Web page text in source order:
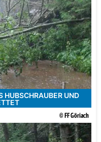
HUBSCHRAUBER UND
© FF Göriach